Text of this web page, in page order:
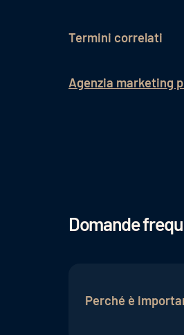
Termini correlati
Agenzia marketing
Domande
Perché è